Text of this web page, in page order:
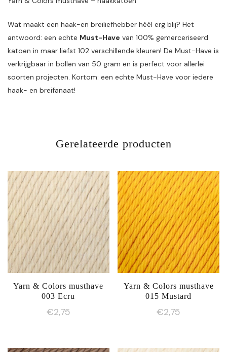
Wat maakt een haak-en breiliefhebber héél erg blij? Het
antwoord: een echte Must-Have van 100% gemerceriseerd
katoen in maar liefst 102 verschillende kleuren! De Must-Have is
verkrijgbaar in bollen van 50 gram en is perfect voor allerlei
soorten projecten. Kortom: een echte Must-Have voor iedere
haak- en breifanaat!
Gerelateerde producten
Yarn & Colors musthave
003 Ecru
€2,75
Yarn & Colors musthave
015 Mustard
€2,75